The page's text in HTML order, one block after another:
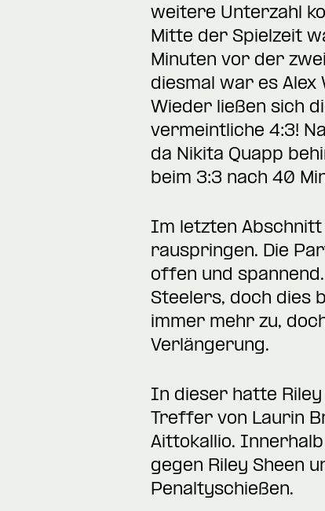
weitere Unterzahl
Mitte der Spielzeit
Minuten vor der
diesmal war es Alex
Wieder ließen sich
vermeintliche 4:3!
da Nikita Quapp
beim 3:3 nach 40
Im letzten
rauspringen. Die
offen und
Steelers, doch dies
immer mehr zu,
Verlängerung.
In dieser hatte Riley
Treffer von Laurin
Aittokallio.
gegen Riley Sheen
Penaltyschießen.